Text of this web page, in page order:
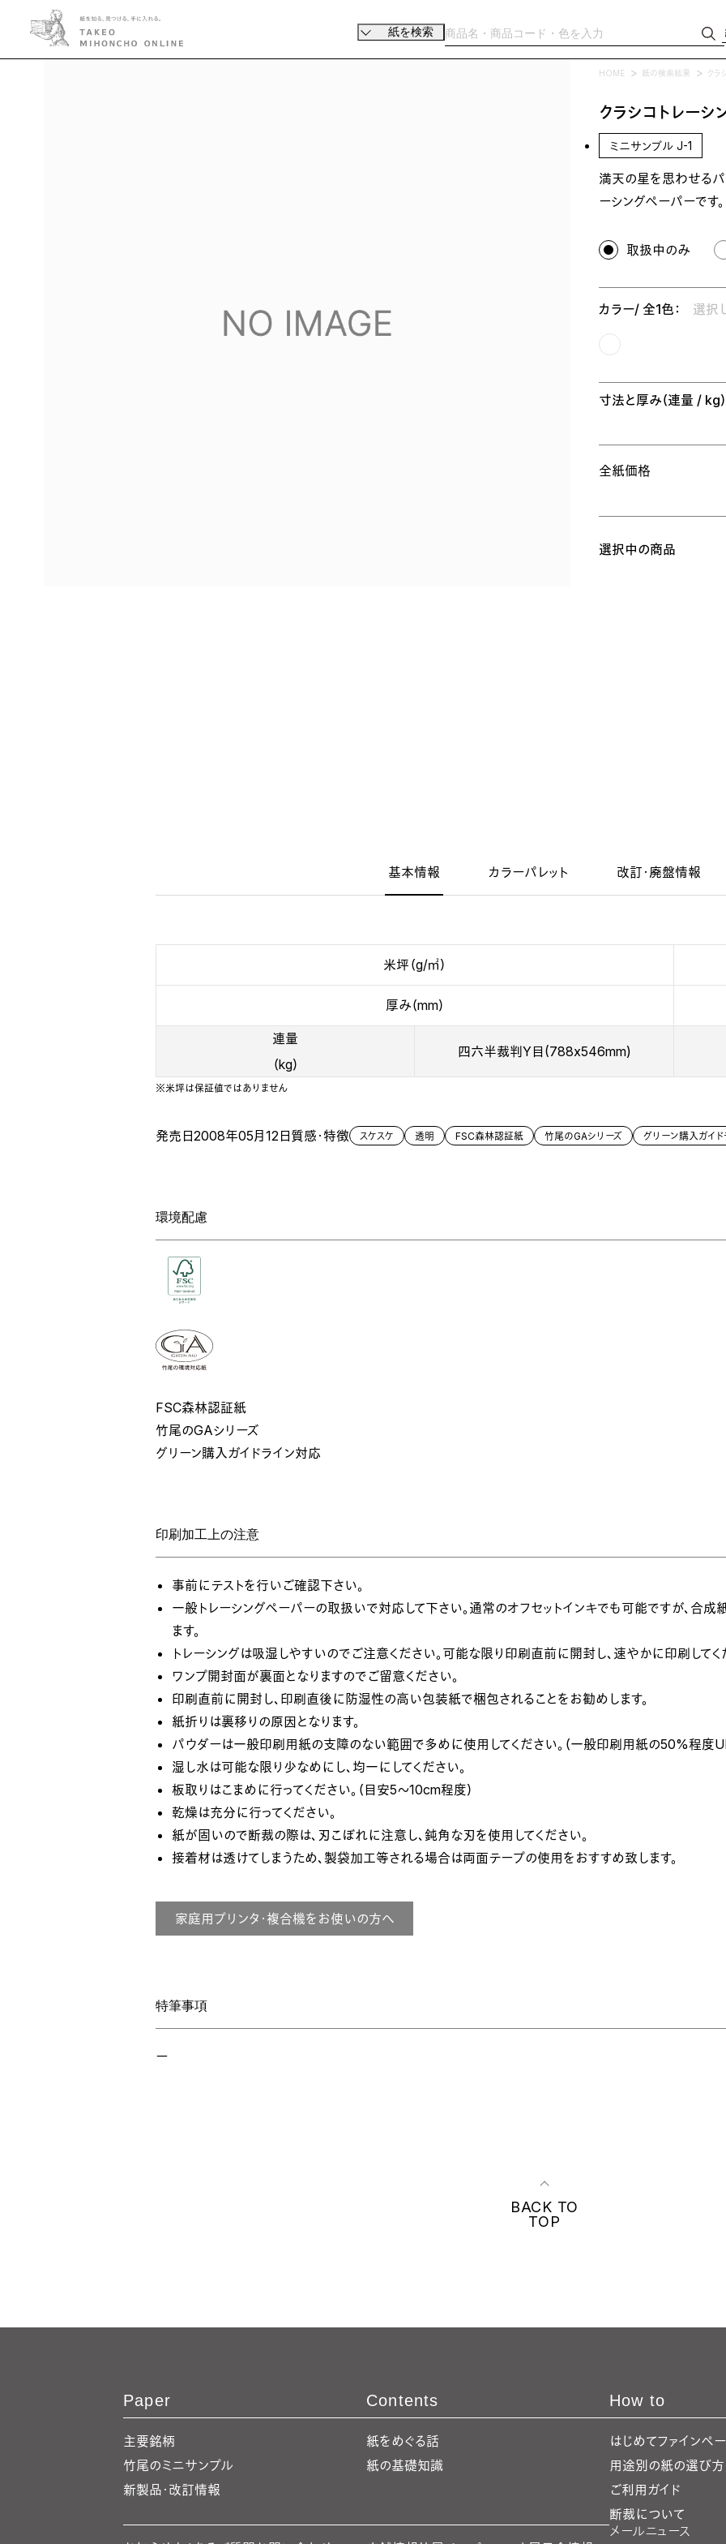
紙を検索
HOME 紙の検索結果 クラ
クラシコトレーシ
ミニサンプル J-1
満天の星を思わせるパ
ーシングペーパーです。
取扱中のみ
カラー/ 全1色： 選択
寸法と厚み（連量 / kg）
全紙価格
選択中の商品
基本情報 カラーパレット 改訂・廃盤情報
米坪（g/㎡）
厚み（mm）
連量
（kg）
四六半裁判Y目(788x546mm)
※米坪は保証値ではありません
発売日2008年05月12日質感・特徴 スケスケ 透明 FSC森林認証紙 竹尾のGAシリーズ グリーン購入ガイ
環境配慮
FSC森林認証紙
竹尾のGAシリーズ
グリーン購入ガイドライン対応
印刷加工上の注意
事前にテストを行いご確認下さい。
一般トレーシングペーパーの取扱いで対応して下さい。通常のオフセットインキでも可能ですが、合
ます。
トレーシングは吸湿しやすいのでご注意ください。可能な限り印刷直前に開封し、速やかに印刷してく
ワンプ開封面が裏面となりますのでご留意ください。
印刷直前に開封し、印刷直後に防湿性の高い包装紙で梱包されることをお勧めします。
紙折りは裏移りの原因となります。
パウダーは一般印刷用紙の支障のない範囲で多めに使用してください。（一般印刷用紙の50%程度
湿し水は可能な限り少なめにし、均一にしてください。
板取りはこまめに行ってください。（目安5～10cm程度）
乾燥は充分に行ってください。
紙が固いので断裁の際は、刃こぼれに注意し、鈍角な刃を使用してください。
接着材は透けてしまうため、製袋加工等される場合は両面テープの使用をおすすめ致します。
家庭用プリンタ・複合機をお使いの方へ
特筆事項
ー
BACK TO
TOP
Paper
主要銘柄
竹尾のミニサンプル
新製品・改訂情報
Contents
紙をめぐる話
紙の基礎知識
How to
はじめてファインペ
用途別の紙の選び方
ご利用ガイド
断裁について
メールニュース